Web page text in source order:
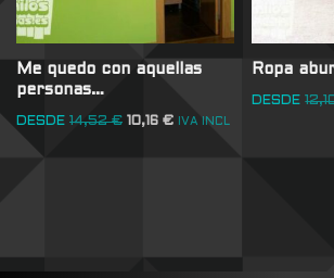
Me quedo con aquellas
personas…
DESDE 14,52€ 10,16 € IVA INCL
Ropa
DESDE